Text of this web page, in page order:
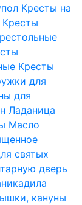
Кресты на
Кресты
Кресты
для
для
Ладаница
Масло
святых
дверь
кануны